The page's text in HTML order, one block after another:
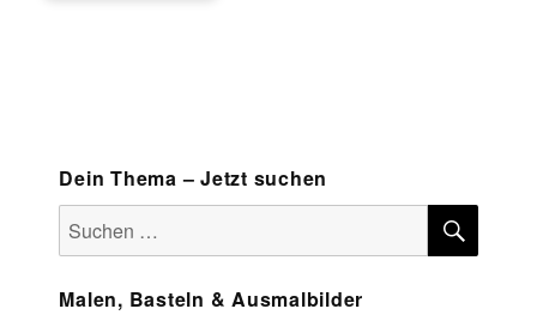
Dein Thema – Jetzt suchen
Suchen
nach:
Malen, Basteln & Ausmalbilder